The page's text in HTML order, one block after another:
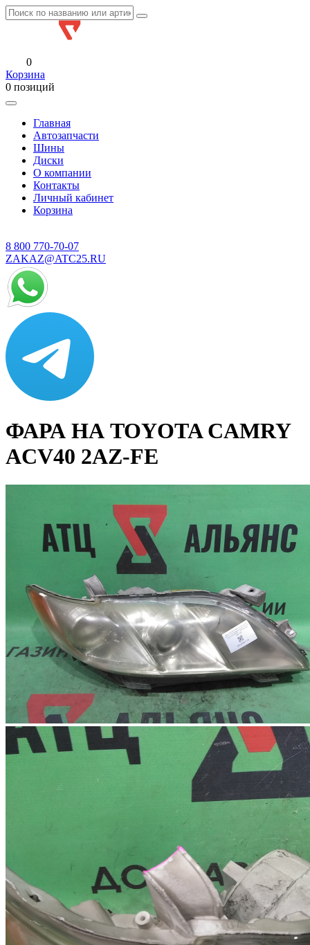
0
Корзина
0 позиций
Главная
Автозапчасти
Шины
Диски
О компании
Контакты
Личный кабинет
Корзина
8 800 770-70-07
ZAKAZ@ATC25.RU
ФАРА НА TOYOTA CAMRY
ACV40 2AZ-FE